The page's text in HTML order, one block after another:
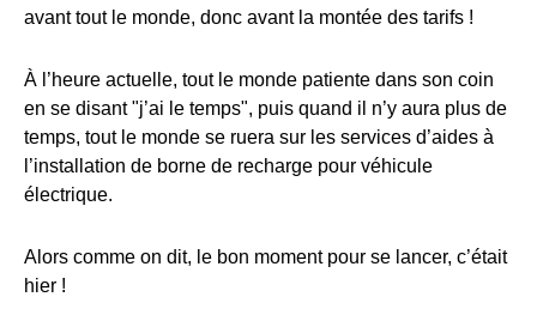
avant tout le monde, donc avant la montée des tarifs !
À l’heure actuelle, tout le monde patiente dans son coin
en se disant "j’ai le temps", puis quand il n’y aura plus de
temps, tout le monde se ruera sur les services d’aides à
l’installation de borne de recharge pour véhicule
électrique.
Alors comme on dit, le bon moment pour se lancer, c’était
hier !